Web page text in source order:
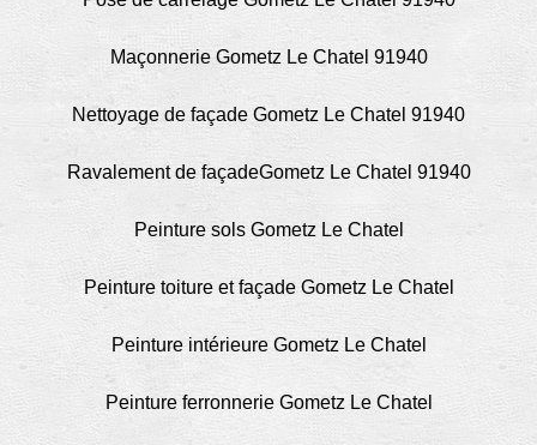
Maçonnerie Gometz Le Chatel 91940
Nettoyage de façade Gometz Le Chatel 91940
Ravalement de façadeGometz Le Chatel 91940
Peinture sols Gometz Le Chatel
Peinture toiture et façade Gometz Le Chatel
Peinture intérieure Gometz Le Chatel
Peinture ferronnerie Gometz Le Chatel